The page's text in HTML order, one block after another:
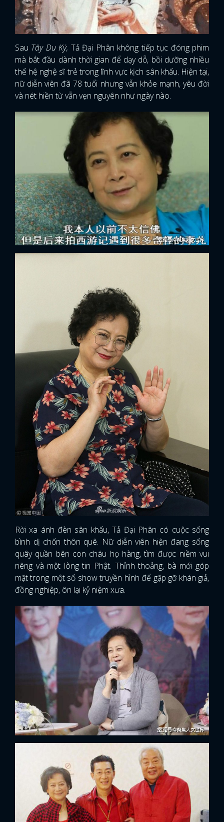
Sau Tây Du Ký, Tả Đại Phân không tiếp tục đóng phim
mà bắt đầu dành thời gian để dạy dỗ, bồi dưỡng nhiều
thế hệ nghệ sĩ trẻ trong lĩnh vực kịch sân khấu. Hiện tại,
nữ diễn viên đã 78 tuổi nhưng vẫn khỏe mạnh, yêu đời
và nét hiền từ vẫn vẹn nguyên như ngày nào.
Rời xa ánh đèn sân khấu, Tả Đại Phân có cuộc sống
bình dị chốn thôn quê. Nữ diễn viên hiện đang sống
quây quần bên con cháu họ hàng, tìm được niềm vui
riêng và một lòng tin Phật. Thỉnh thoảng, bà mới góp
mặt trong một số show truyền hình để gặp gỡ khán giả,
đồng nghiệp, ôn lại kỷ niệm xưa.